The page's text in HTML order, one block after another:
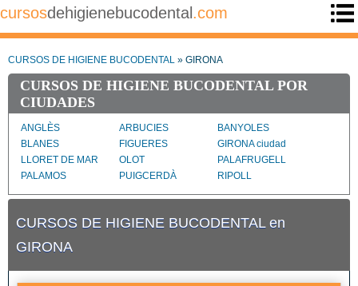
cursosdehigienebucodental .com
CURSOS DE HIGIENE BUCODENTAL » GIRONA
CURSOS DE HIGIENE BUCODENTAL POR
CIUDADES
ANGLÈS ARBUCIES
BANYOLES
BLANES
FIGUERES
GIRONA ciudad
LLORET DE MAR
OLOT
PALAFRUGELL
PALAMOS
PUIGCERDÀ
RIPOLL
ROSES
SALT
SANT FELIU DE
SANTA COLOMA DE
FARNERS
CURSOS DE HIGIENE BUCODENTAL en
GIRONA